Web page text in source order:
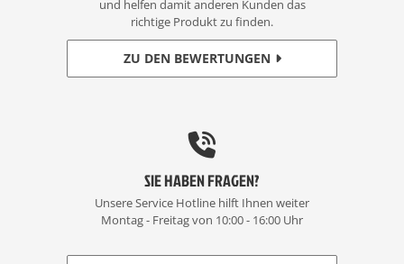
und helfen damit anderen Kunden das
richtige Produkt zu finden.
ZU DEN BEWERTUNGEN
SIE HABEN FRAGEN?
Unsere Service Hotline hilft Ihnen weiter
Montag - Freitag von 10:00 - 16:00 Uhr